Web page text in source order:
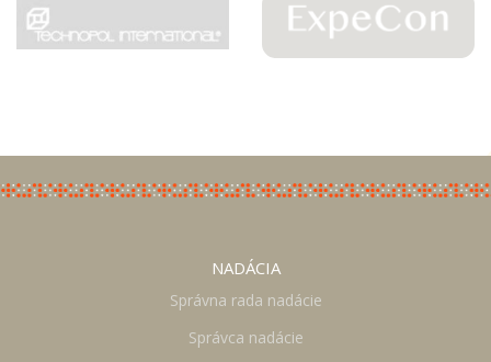
NADÁCIA
Správna rada nadácie
Správca nadácie